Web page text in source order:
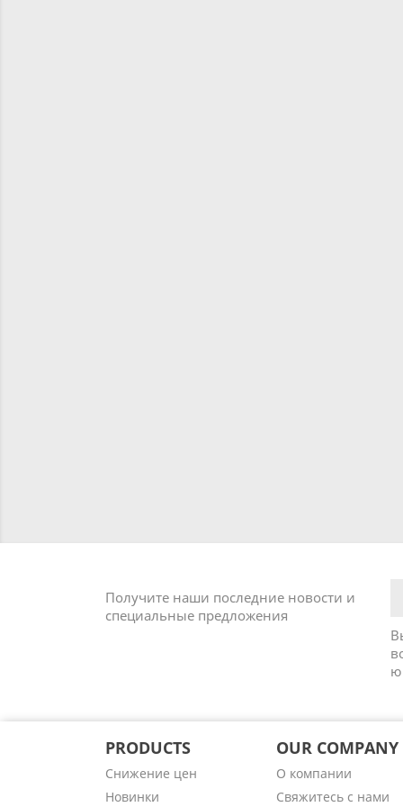
Получите наши последние новости и
специальные предложения
PRODUCTS
Снижение цен
Новинки
OUR COMPANY
О компании
Cвяжитесь с нами